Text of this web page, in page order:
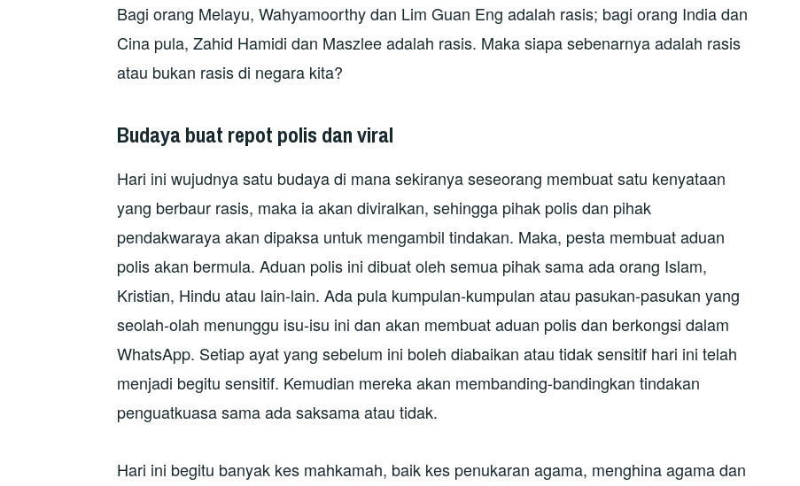
Bagi orang Melayu, Wahyamoorthy dan Lim Guan Eng adalah rasis; bagi orang India dan
Cina pula, Zahid Hamidi dan Maszlee adalah rasis. Maka siapa sebenarnya adalah rasis
atau bukan rasis di negara kita?
Budaya buat repot polis dan viral
Hari ini wujudnya satu budaya di mana sekiranya seseorang membuat satu kenyataan
yang berbaur rasis, maka ia akan diviralkan, sehingga pihak polis dan pihak
pendakwaraya akan dipaksa untuk mengambil tindakan. Maka, pesta membuat aduan
polis akan bermula. Aduan polis ini dibuat oleh semua pihak sama ada orang Islam,
Kristian, Hindu atau lain-lain. Ada pula kumpulan-kumpulan atau pasukan-pasukan yang
seolah-olah menunggu isu-isu ini dan akan membuat aduan polis dan berkongsi dalam
WhatsApp. Setiap ayat yang sebelum ini boleh diabaikan atau tidak sensitif hari ini telah
menjadi begitu sensitif. Kemudian mereka akan membanding-bandingkan tindakan
penguatkuasa sama ada saksama atau tidak.
Hari ini begitu banyak kes mahkamah, baik kes penukaran agama, menghina agama dan